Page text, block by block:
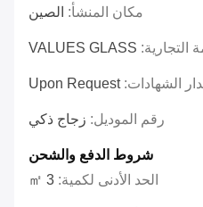
مكان المنشأ: الصين
التجارية: VALUES GLASS
الشهادات:Upon Request
رقم الموديل: زجاج ذكي
شروط الدفع والشحن
الحد الأدنى لكمية: 3 ㎡